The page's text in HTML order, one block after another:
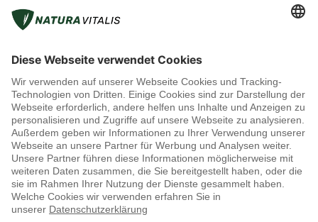
Werde ein Natura Vitalis Partner
Zahlungsmethoden
Versand mit